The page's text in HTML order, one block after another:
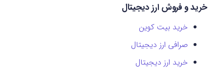
خرید و فروش ارز دیجیتال
خرید بیت کوین
صرافی ارز دیجیتال
خرید ارز دیجیتال